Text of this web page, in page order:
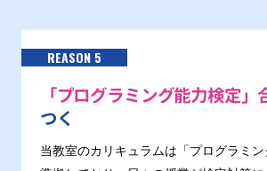
REASON 5
「プログラミング能力検定」
つく
当教室のカリキュラムは「プログラミ